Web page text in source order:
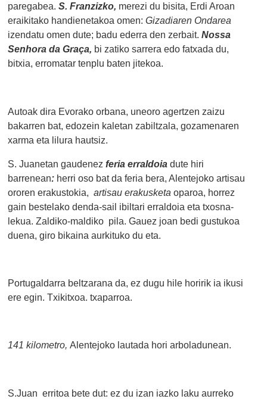
paregabea.S. Franzizko, merezi du bisita, Erdi Aroan
eraikitako handienetakoa omen:Gizadiaren Ondarea
izendatu omen dute; badu ederra den zerbait.Nossa
Senhora da Graça, bi zatiko sarrera edo fatxada du,
bitxia, erromatar tenplu baten jitekoa.
Autoak dira Evorako orbana, uneoro agertzen zaizu
bakarren bat, edozein kaletan zabiltzala, gozamenaren
xarma eta lilura hautsiz.
S. Juanetan gaudenezferia erraldoiadute hiri
barrenean: herri oso bat da feria bera, Alentejoko artisau
ororen erakustokia,artisau erakusketaoparoa, horrez
gain bestelako denda-sail ibiltari erraldoia eta txosna-
lekua. Zaldiko-maldiko pila. Gauez joan bedi gustukoa
duena, giro bikaina aurkituko du eta.
Portugaldarra beltzarana da, ez dugu hile horirik ia ikusi
ere egin. Txikitxoa. txaparroa.
141 kilometro,Alentejoko lautada hori arboladunean.
S.Juan erritoa bete dut: ez du izan iazko laku aurreko